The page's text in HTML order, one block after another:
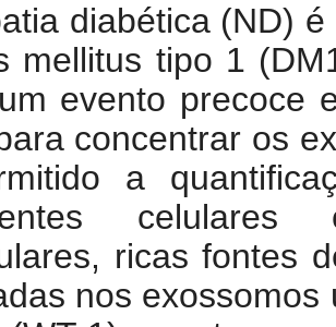
diabética (ND)
mellitus tipo 1
evento precoce
concentrar os
a
celulares
ricas fontes
nos